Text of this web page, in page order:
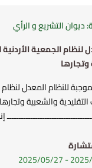
ديوان التشريع و الرأي
لنظام الجمعية
للنظام المعدل
والشعبية وتجارها
خلال إلغاء النصوص
بالموافقة، ولتمكين
-
27‏/05‏/2025